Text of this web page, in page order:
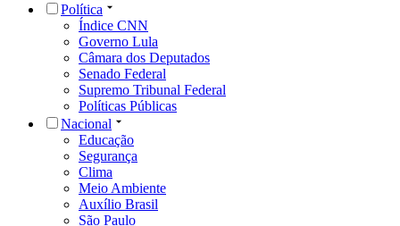
Política
Índice CNN
Governo Lula
Câmara dos Deputados
Senado Federal
Supremo Tribunal Federal
Políticas Públicas
Nacional
Educação
Segurança
Clima
Meio Ambiente
Auxílio Brasil
São Paulo